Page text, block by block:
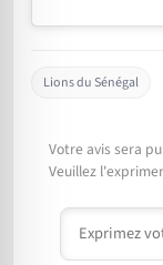
Lions du Sénégal
Votre avis sera
Veuillez
Commentaire